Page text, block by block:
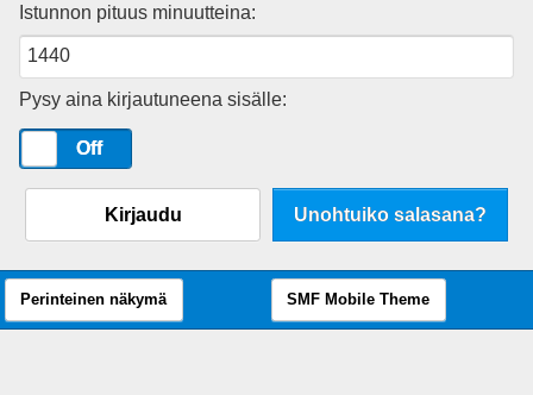
Istunnon pituus minuutteina:
Pysy aina kirjautuneena sisälle:
Off
Kirjaudu Unohtuiko salasana?
Perinteinen näkymä SMF Mobile Theme